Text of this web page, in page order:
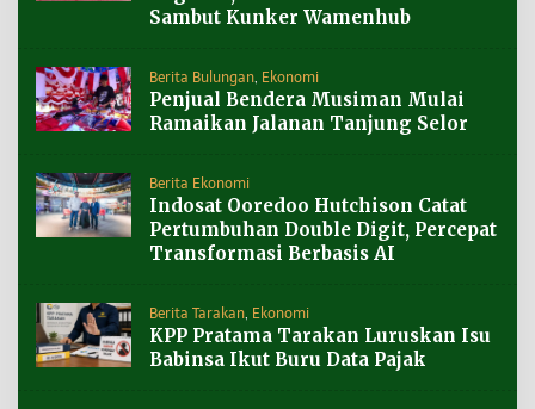
Sambut Kunker Wamenhub
Berita Bulungan Ekonomi
Penjual Bendera Musiman Mulai
Ramaikan Jalanan Tanjung Selor
Berita Ekonomi
Indosat Ooredoo Hutchison Catat
Pertumbuhan Double Digit, Percepat
Transformasi Berbasis AI
Berita Tarakan Ekonomi
KPP Pratama Tarakan Luruskan Isu
Babinsa Ikut Buru Data Pajak